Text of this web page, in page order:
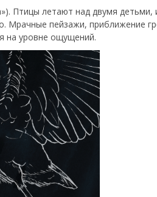
Птицы летают над двумя
Мрачные пейзажи, приближение
на уровне ощущений.